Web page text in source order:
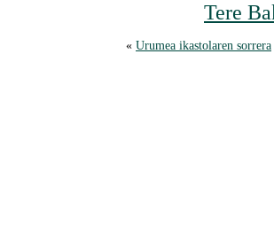
Tere
« Urumea ikastolaren sorrera